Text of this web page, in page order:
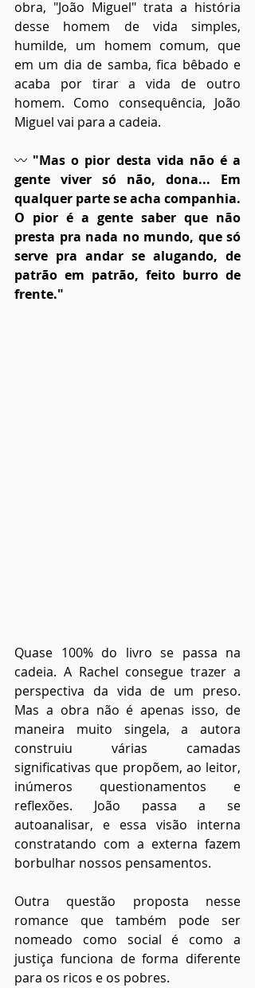
obra, "João Miguel" trata a história
desse homem de vida simples,
humilde, um homem comum, que
em um dia de samba, fica bêbado e
acaba por tirar a vida de outro
homem. Como consequência, João
Miguel vai para a cadeia.
〰 "Mas o pior desta vida não é a
gente viver só não, dona... Em
qualquer parte se acha companhia.
O pior é a gente saber que não
presta pra nada no mundo, que só
serve pra andar se alugando, de
patrão em patrão, feito burro de
frente."
Quase 100% do livro se passa na
cadeia. A Rachel consegue trazer a
perspectiva da vida de um preso.
Mas a obra não é apenas isso, de
maneira muito singela, a autora
construiu várias camadas
significativas que propõem, ao leitor,
inúmeros questionamentos e
reflexões. João passa a se
autoanalisar, e essa visão interna
constratando com a externa fazem
borbulhar nossos pensamentos.
Outra questão proposta nesse
romance que também pode ser
nomeado como social é como a
justiça funciona de forma diferente
para os ricos e os pobres.